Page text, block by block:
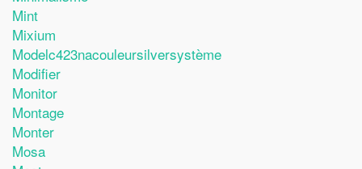
Mint
Mixium
Modelc423nacouleursilversystème
Modifier
Monitor
Montage
Monter
Mosa